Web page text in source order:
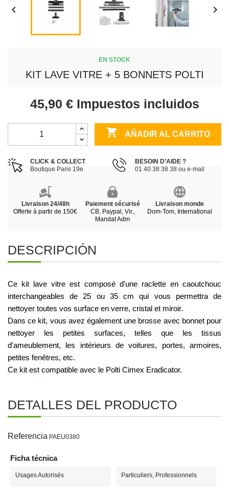
 
EN STOCK
KIT LAVE VITRE + 5 BONNETS POLTI
45,90 € Impuestos incluidos
 AÑADIR AL CARRITO
CLICK & COLLECT
Boutique Paris 19e
BESOIN D’AIDE ?
01 40 38 38 38 ou e-mail
Livraison 24/48h
Offerte à partir de 150€
Paiement sécurisé
CB, Paypal, Vir.,
Mandat Adm
Livraison monde
Dom-Tom, International
DESCRIPCIÓN
Ce kit lave vitre est composé d'une raclette en caoutchouc
interchangeables de 25 ou 35 cm qui vous permettra de
nettoyer toutes vos surface en verre, cristal et miroir.
Dans ce kit, vous avez également une brosse avec bonnet pour
nettoyer les petites surfaces, telles que les tissus
d'ameublement, les intérieurs de voitures, portes, armoires,
petites fenêtres, etc.
Ce kit est compatible avec le Polti Cimex Eradicator.
DETALLES DEL PRODUCTO
Referencia PAEU0380
Ficha técnica
Usages Autorisés Particuliers, Professionnels